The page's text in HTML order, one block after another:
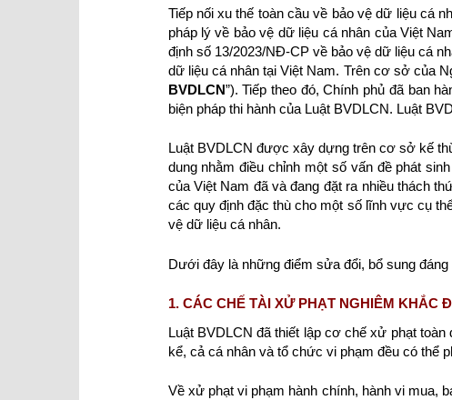
Tiếp nối xu thế toàn cầu về bảo vệ dữ liệu cá
pháp lý về bảo vệ dữ liệu cá nhân của Việt
định số 13/2023/NĐ-CP về bảo vệ dữ liệu cá
dữ liệu cá nhân tại Việt Nam. Trên cơ sở của
BVDLCN”). Tiếp theo đó, Chính phủ đã ban
biện pháp thi hành của Luật BVDLCN. Luật
Luật BVDLCN được xây dựng trên cơ sở kế
dung nhằm điều chỉnh một số vấn đề phát
của Việt Nam đã và đang đặt ra nhiều thách
các quy định đặc thù cho một số lĩnh vực cụ
vệ dữ liệu cá nhân.
Dưới đây là những điểm sửa đổi, bổ sung
1. CÁC CHẾ TÀI XỬ PHẠT NGHIÊM KHẮC
Luật BVDLCN đã thiết lập cơ chế xử phạt
kể, cả cá nhân và tổ chức vi phạm đều có thể
Về xử phạt vi phạm hành chính, hành vi mua,